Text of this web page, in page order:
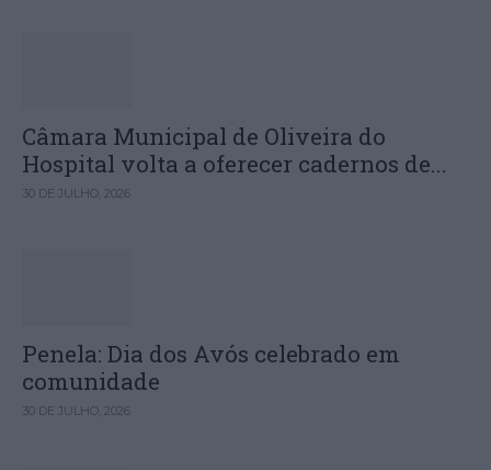
Câmara Municipal de Oliveira do
Hospital volta a oferecer cadernos de...
30 DE JULHO, 2026
Penela: Dia dos Avós celebrado em
comunidade
30 DE JULHO, 2026